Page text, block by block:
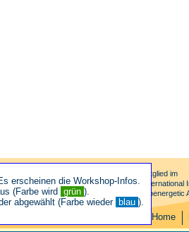
Mitglied im
International
Bioenergetic
Home
erscheinen die Workshop-Infos.
(Farbe wird grün ).
abgewählt (Farbe wieder blau ).